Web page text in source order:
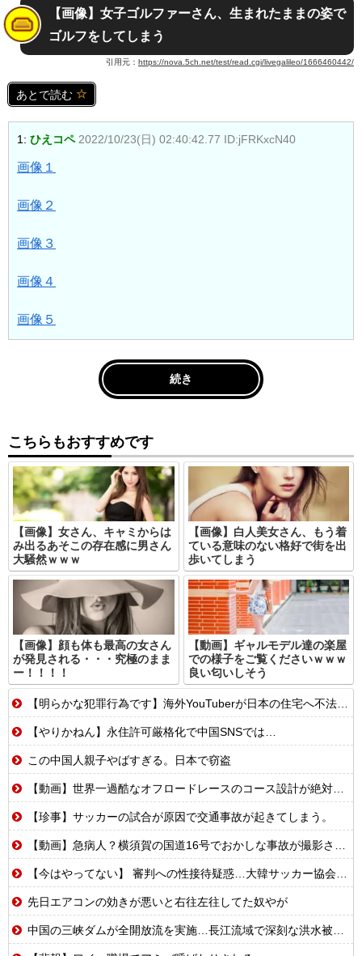
【画像】女子ゴルファーさん、生まれたままの姿で
ゴルフをしてしまう
引用元： https://nova.5ch.net/test/read.cgi/livegalileo/1666460442/
あとで読む
1: ひえコペ 2022/10/23(日) 02:40:42.77 ID:jFRKxcN40
画像１
画像２
画像３
画像４
画像５
続き
こちらもおすすめです
【画像】女さん、キャミからは
み出るあそこの存在感に男さん
大騒然ｗｗｗ
【画像】白人美女さん、もう着
ている意味のない格好で街を出
歩いてしまう
【画像】顔も体も最高の女さん
が発見される・・・究極のまま
ー！！！！
【動画】ギャルモデル達の楽屋
での様子をご覧くださいｗｗｗ
良い匂いしそう
【明らかな犯罪行為です】海外YouTuberが日本の住宅へ不法侵入する動画を投稿
【やりかねん】永住許可厳格化で中国SNSでは…
この中国人親子やばすぎる。日本で窃盗
【動画】世界一過酷なオフロードレースのコース設計が絶対におかしい（笑）
【珍事】サッカーの試合が原因で交通事故が起きてしまう。
【動画】急病人？横須賀の国道16号でおかしな事故が撮影される。
【今はやってない】 審判への性接待疑惑…大韓サッカー協会が声明「現在は一切発生していない」
先日エアコンの効きが悪いと右往左往してた奴やが
中国の三峡ダムが全開放流を実施…長江流域で深刻な洪水被害！